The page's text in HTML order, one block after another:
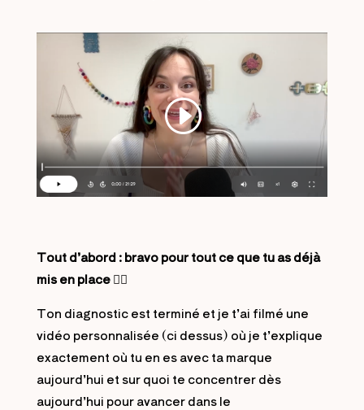
Tout d’abord : bravo pour tout ce que tu as déjà
mis en place 👍🏻
Ton diagnostic est terminé et je t’ai filmé une
vidéo personnalisée (ci dessus) où je t’explique
exactement où tu en es avec ta marque
aujourd’hui et sur quoi te concentrer dès
aujourd’hui pour avancer dans le